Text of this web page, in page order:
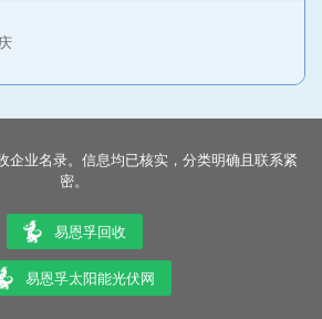
企业名录。信息均已核实，分类明确且联系紧
密。
易恩孚回收
易恩孚太阳能光伏网